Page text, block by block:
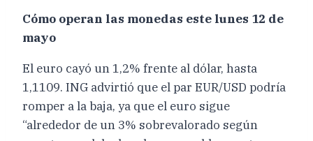
Cómo operan las monedas este lunes 12 de
mayo
El euro cayó un 1,2% frente al dólar, hasta
1,1109. ING advirtió que el par EUR/USD podría
romper a la baja, ya que el euro sigue
“alrededor de un 3% sobrevalorado según